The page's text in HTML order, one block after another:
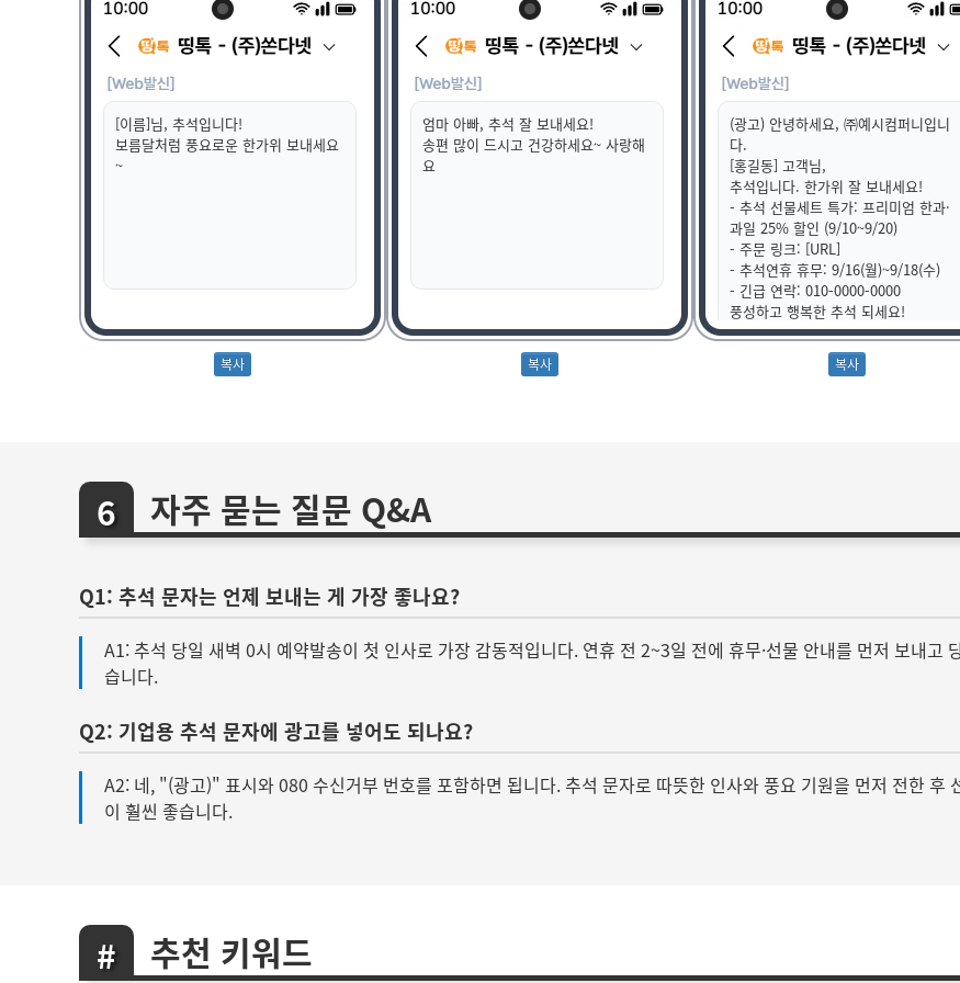
[이름]님, 추석입니다!
보름달처럼 풍요로운 한가위 보내세요
~
엄마 아빠, 추석 잘 보내세요!
송편 많이 드시고 건강하세요~ 사랑해
요
(광고) 안녕하세요, ㈜예시컴퍼니입니
다.
[홍길동] 고객님,
추석입니다. 한가위 잘 보내세요!
- 추석 선물세트 특가: 프리미엄 한과·
과일 25% 할인 (9/10~9/20)
- 주문 링크: [URL]
- 추석연휴 휴무: 9/16(월)~9/18(수)
- 긴급 연락: 010-0000-0000
풍성하고 행복한 추석 되세요!
무료수신거부 080-123-4567
자주 묻는 질문 Q&A
Q1: 추석 문자는 언제 보내는 게 가장 좋나요?
A1: 추석 당일 새벽 0시 예약발송이 첫 인사로 가장 감동적입니다. 연휴 전 2~3일 전에 휴무·선물 안내를 먼저 보내고
습니다.
Q2: 기업용 추석 문자에 광고를 넣어도 되나요?
A2: 네, "(광고)" 표시와 080 수신거부 번호를 포함하면 됩니다. 추석 문자로 따뜻한 인사와 풍요 기원을 먼저 전한 후
이 훨씬 좋습니다.
추천 키워드